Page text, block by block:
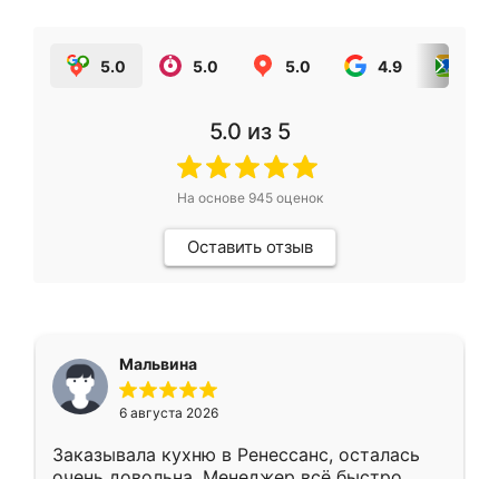
5.0 5.0 5.0 4.9
5.0 из 5
На основе 945оценок
Оставить отзыв
Мальвина
6 августа 2026
Заказывала кухню в Ренессанс, осталась